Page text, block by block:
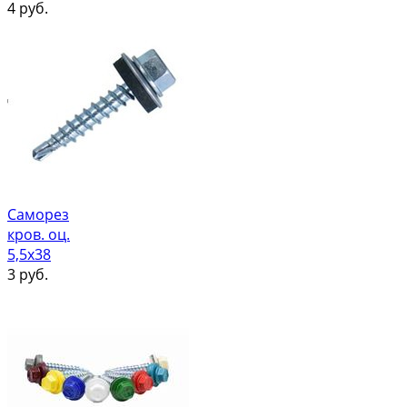
4 руб.
Саморез
кров. оц.
5,5х38
3 руб.